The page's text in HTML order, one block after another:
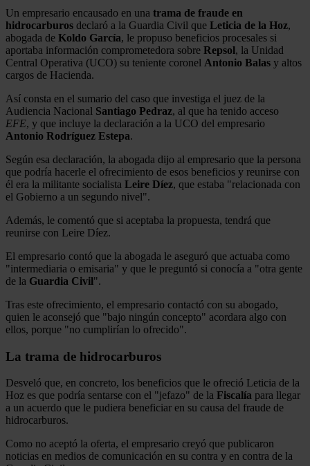
Un empresario encausado en una trama de fraude en
hidrocarburos declaró a la Guardia Civil que Leticia de la Hoz,
abogada de Koldo García, le propuso beneficios procesales si
aportaba información comprometedora sobre Repsol, la Unidad
Central Operativa (UCO) su teniente coronel Antonio Balas y altos
cargos de Hacienda.
Así consta en el sumario del caso que investiga el juez de la
Audiencia Nacional Santiago Pedraz, al que ha tenido acceso
EFE, y que incluye la declaración a la UCO del empresario
Antonio Rodríguez Estepa.
Según esa declaración, la abogada dijo al empresario que la persona
que podría hacerle el ofrecimiento de esos beneficios y reunirse con
él era la militante socialista Leire Díez, que estaba "relacionada con
el Gobierno a un segundo nivel".
Además, le comentó que si aceptaba la propuesta, tendrá que
reunirse con Leire Díez.
El empresario contó que la abogada le aseguró que actuaba como
"intermediaria o emisaria" y que le preguntó si conocía a "otra gente
de la Guardia Civil".
Tras este ofrecimiento, el empresario contactó con su abogado,
quien le aconsejó que "bajo ningún concepto" acordara algo con
ellos, porque "no cumplirían lo ofrecido".
La trama de hidrocarburos
Desveló que, en concreto, los beneficios que le ofreció Leticia de la
Hoz es que podría sentarse con el "jefazo" de la Fiscalía para llegar
a un acuerdo que le pudiera beneficiar en su causa del fraude de
hidrocarburos.
Como no aceptó la oferta, el empresario creyó que publicaron
noticias en medios de comunicación en su contra y en contra de la